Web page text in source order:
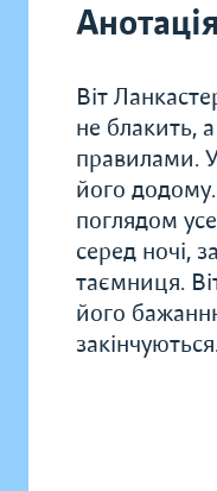
Анотація
Віт
не блакить,
правилами.
його
поглядом
серед ночі,
таємниця.
його